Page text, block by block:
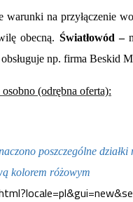
warunki na przyłączenie
obecną. Światłowód –
np. firma Beskid
(odrębna oferta):
poszczególne działki
kolorem różowym